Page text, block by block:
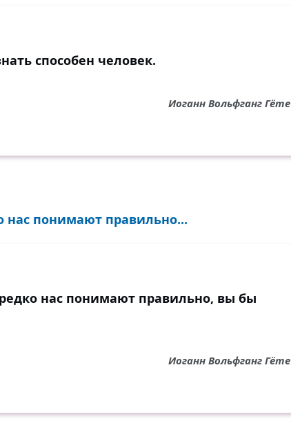
способен человек.
Иоганн Вольфганг Гёте
нас понимают правильно...
нас понимают правильно, вы бы
Иоганн Вольфганг Гёте